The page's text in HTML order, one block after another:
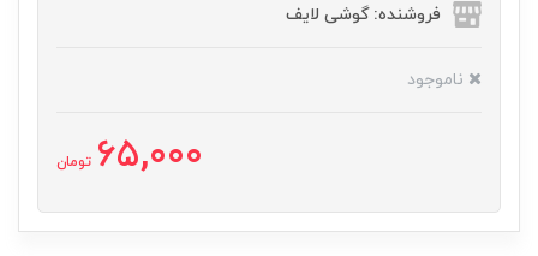
فروشنده: گوشی لایف
ناموجود
65,000 تومان